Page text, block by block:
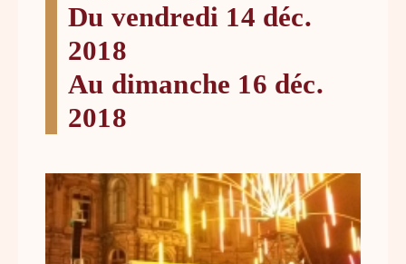
Du vendredi 14 déc.
2018
Au dimanche 16 déc.
2018